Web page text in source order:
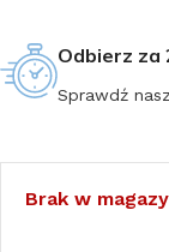
Odbierz za
Sprawdź
Brak w